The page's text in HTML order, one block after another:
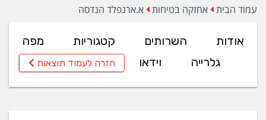
עמוד הבית אחזקה בטיחות א.ארנפלד הנדסה
אודות השרותים קטגוריות
מפה
גלרייה
וידאו חזרה לעמוד תוצאות